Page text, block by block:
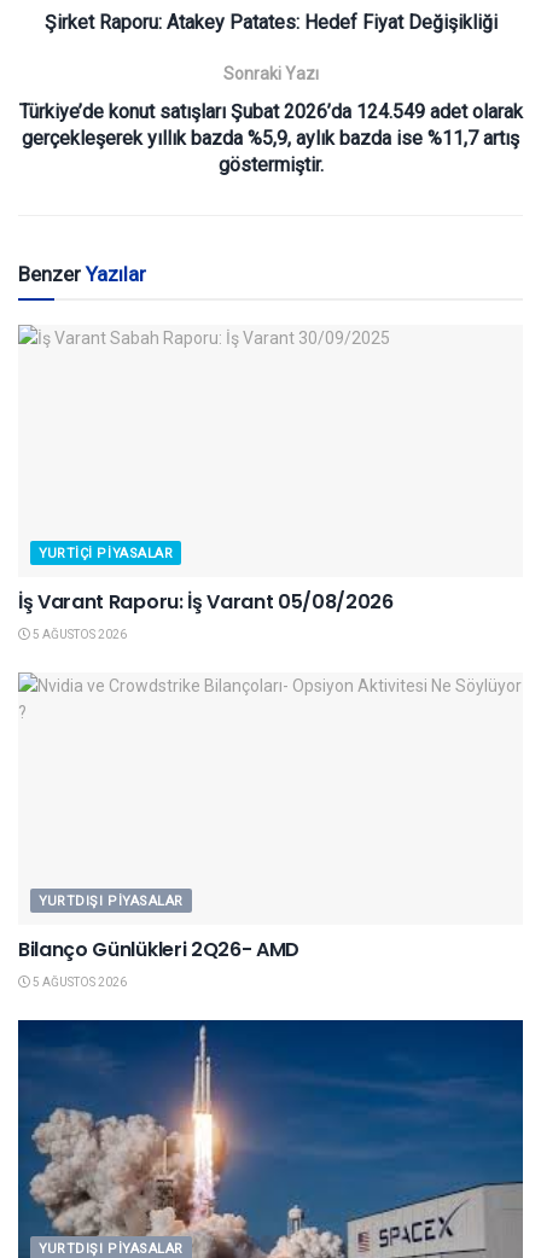
Şirket Raporu: Atakey Patates: Hedef Fiyat Değişikliği
Sonraki Yazı
Türkiye’de konut satışları Şubat 2026’da 124.549 adet olarak
gerçekleşerek yıllık bazda %5,9, aylık bazda ise %11,7 artış
göstermiştir.
BenzerYazılar
YURTIÇI PIYASALAR
İş Varant Raporu: İş Varant 05/08/2026
5 AĞUSTOS 2026
YURTDIŞI PIYASALAR
Bilanço Günlükleri 2Q26- AMD
5 AĞUSTOS 2026
YURTDIŞI PIYASALAR